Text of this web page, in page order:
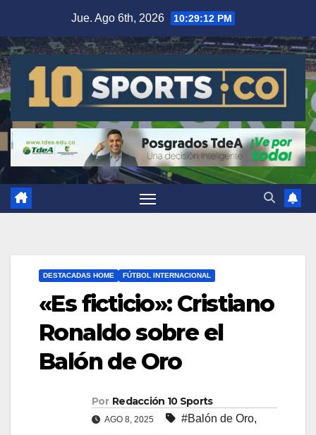
Jue. Ago 6th, 2026 10:29:12 PM
DESTACADAS HOME FÚTBOL INTERNACIONAL
«Es ficticio»: Cristiano
Ronaldo sobre el
Balón de Oro
Por Redacción 10 Sports
AGO 8, 2025 #Balón de Oro,